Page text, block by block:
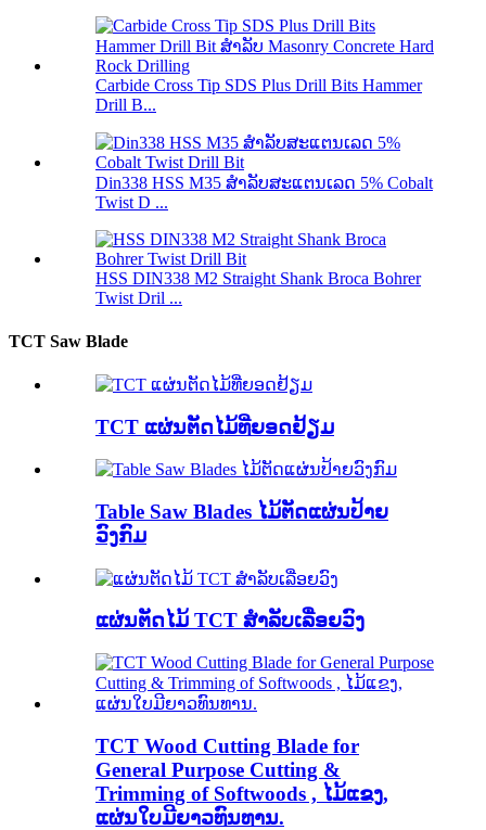
Carbide Cross Tip SDS Plus Drill Bits Hammer
Drill B...
Din338 HSS M35 ສໍາລັບສະແຕນເລດ 5% Cobalt
Twist D ...
HSS DIN338 M2 Straight Shank Broca Bohrer
Twist Dril ...
TCT Saw Blade
TCT ແຜ່ນຕັດໄມ້ທີ່ຍອດຢ້ຽມ
Table Saw Blades ໄມ້ຕັດແຜ່ນປ້າຍ
ວົງກົມ
ແຜ່ນຕັດໄມ້ TCT ສໍາລັບເລື່ອຍວົງ
TCT Wood Cutting Blade for
General Purpose Cutting &
Trimming of Softwoods , ໄມ້​ແຂງ​,
ແຜ່ນ​ໃບ​ມີ​ຍາວ​ທົນ​ທານ​.